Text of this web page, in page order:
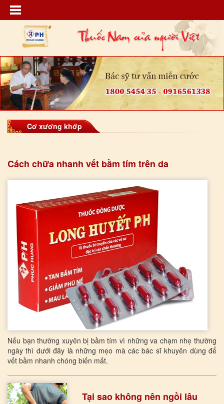
Cơ xương khớp
Cách chữa nhanh vết bầm tím trên da
Nếu bạn thường xuyên bị bầm tím vì những va chạm nhẹ thường
ngày thì dưới đây là những mẹo mà các bác sĩ khuyên dùng để
vết bầm nhanh chóng biến mất.
Tại sao không nên ngồi lâu